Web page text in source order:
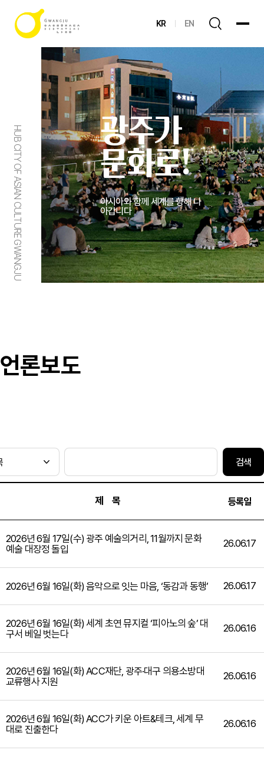
KR EN
HUB CITY OF ASIAN CULTURE GWANGJU
광주가
문화로!
아시아와 함께 세계를 향해 나
아갑니다
언론보도
제 목 등록일
2026년 6월 17일(수) 광주 예술의거리, 11월까지 문화
예술 대장정 돌입
26.06.17
2026년 6월 16일(화) 음악으로 잇는 마음, ‘동감과 동행’ 26.06.17
2026년 6월 16일(화) 세계 초연 뮤지컬 ‘피아노의 숲’ 대
구서 베일 벗는다
26.06.16
2026년 6월 16일(화) ACC재단, 광주·대구 의용소방대
교류행사 지원
26.06.16
2026년 6월 16일(화) ACC가 키운 아트&테크, 세계 무
대로 진출한다
26.06.16
검색